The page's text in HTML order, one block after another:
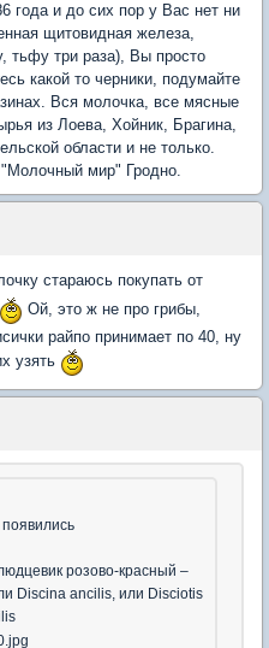
года и до сих пор у Вас нет ни
щитовидная железа,
тьфу три раза), Вы просто
какой то черники, подумайте
Вся молочка, все мясные
из Лоева, Хойник, Брагина,
области и не только.
мир" Гродно.
стараюсь покупать от
Ой, это ж не про грибы,
райпо принимает по 40, ну
узять
появились
розово-красный –
Discina ancilis, или Disciotis